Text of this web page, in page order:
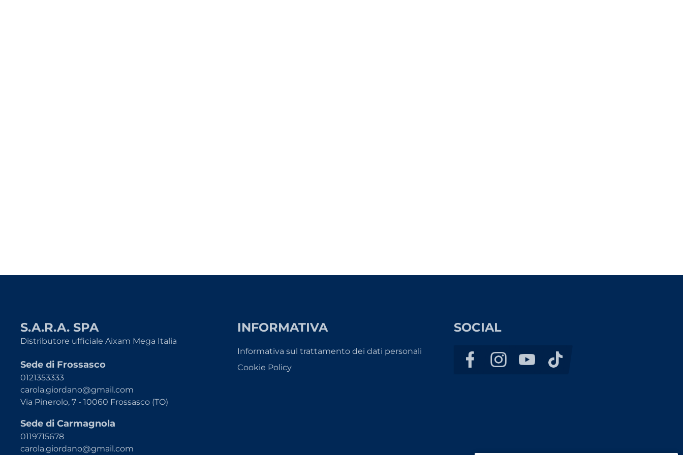
S.A.R.A. SPA
Distributore ufficiale Aixam Mega Italia
Sede di Frossasco
0121353333
carola.giordano@gmail.com
Via Pinerolo, 7 - 10060 Frossasco (TO)
Sede di Carmagnola
0119715678
carola.giordano@gmail.com
INFORMATIVA
Informativa sul trattamento dei dati personali
Cookie Policy
SOCIAL